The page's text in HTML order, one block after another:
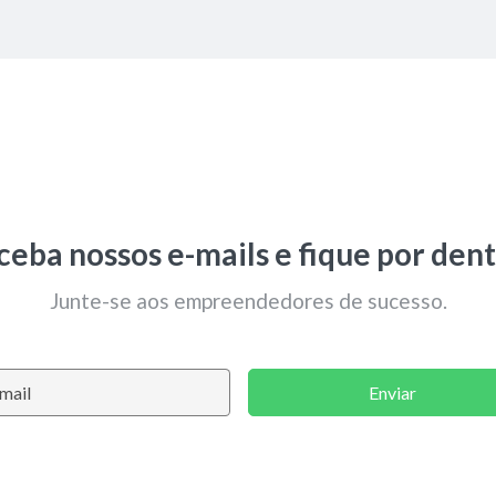
nossos e-mails e fique por
Junte-se aos empreendedores de sucesso.
Enviar